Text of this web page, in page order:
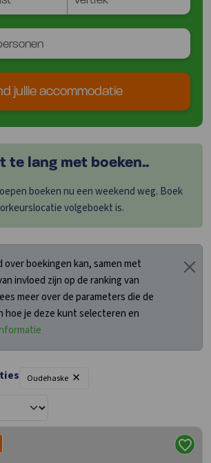
jullie accommodatie
te lang met boeken..
boeken nu een weekend weg. Boek
volgeboekt is.
over boekingen kan, samen met
invloed zijn op de ranking van
meer over de parameters die de
hoe je deze kunt selecteren en
Oudehaske ×